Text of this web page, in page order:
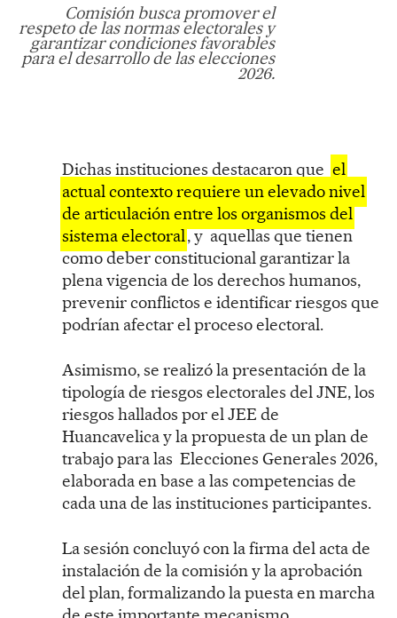
Comisión busca promover el
respeto de las normas electorales y
garantizar condiciones favorables
para el desarrollo de las elecciones
2026.
Dichas instituciones destacaron que el
actual contexto requiere un elevado nivel
de articulación entre los organismos del
sistema electoral, y aquellas que tienen
como deber constitucional garantizar la
plena vigencia de los derechos humanos,
prevenir conflictos e identificar riesgos que
podrían afectar el proceso electoral.
Asimismo, se realizó la presentación de la
tipología de riesgos electorales del JNE, los
riesgos hallados por el JEE de
Huancavelica y la propuesta de un plan de
trabajo para las Elecciones Generales 2026,
elaborada en base a las competencias de
cada una de las instituciones participantes.
La sesión concluyó con la firma del acta de
instalación de la comisión y la aprobación
del plan, formalizando la puesta en marcha